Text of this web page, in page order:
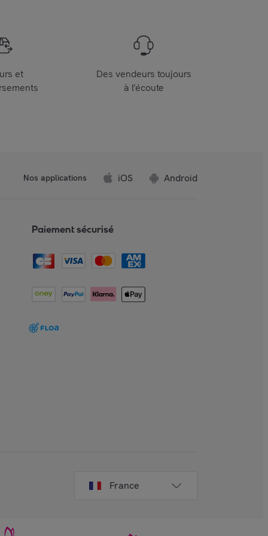
et
Des vendeurs toujours
à l’écoute
Nos applications iOS Android
Paiement sécurisé
France